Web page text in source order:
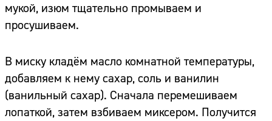
мукой, изюм тщательно промываем и
просушиваем.
В миску кладём масло комнатной температуры,
добавляем к нему сахар, соль и ванилин
(ванильный сахар). Сначала перемешиваем
лопаткой, затем взбиваем миксером. Получится